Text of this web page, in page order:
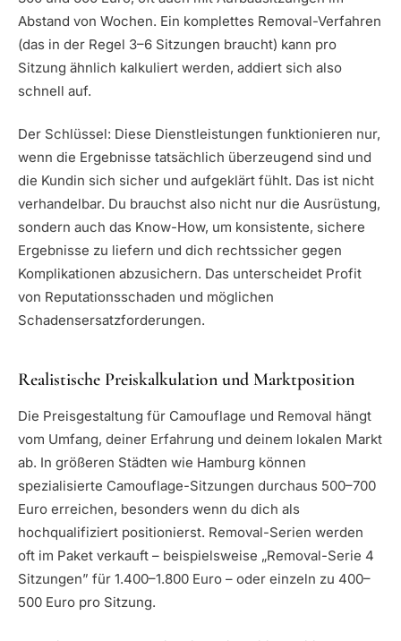
Abstand von Wochen. Ein komplettes Removal-Verfahren
(das in der Regel 3–6 Sitzungen braucht) kann pro
Sitzung ähnlich kalkuliert werden, addiert sich also
schnell auf.
Der Schlüssel: Diese Dienstleistungen funktionieren nur,
wenn die Ergebnisse tatsächlich überzeugend sind und
die Kundin sich sicher und aufgeklärt fühlt. Das ist nicht
verhandelbar. Du brauchst also nicht nur die Ausrüstung,
sondern auch das Know-How, um konsistente, sichere
Ergebnisse zu liefern und dich rechtssicher gegen
Komplikationen abzusichern. Das unterscheidet Profit
von Reputationsschaden und möglichen
Schadensersatzforderungen.
Realistische Preiskalkulation und Marktposition
Die Preisgestaltung für Camouflage und Removal hängt
vom Umfang, deiner Erfahrung und deinem lokalen Markt
ab. In größeren Städten wie Hamburg können
spezialisierte Camouflage-Sitzungen durchaus 500–700
Euro erreichen, besonders wenn du dich als
hochqualifiziert positionierst. Removal-Serien werden
oft im Paket verkauft – beispielsweise „Removal-Serie 4
Sitzungen” für 1.400–1.800 Euro – oder einzeln zu 400–
500 Euro pro Sitzung.